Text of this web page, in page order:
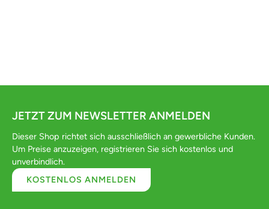
JETZT ZUM NEWSLETTER ANMELDEN
Dieser Shop richtet sich ausschließlich an gewerbliche Kunden.
Um Preise anzuzeigen, registrieren Sie sich kostenlos und
unverbindlich.
KOSTENLOS ANMELDEN